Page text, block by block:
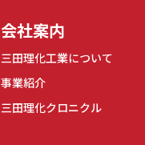
会社案内
三田理化工業について
事業紹介
三田理化クロニクル